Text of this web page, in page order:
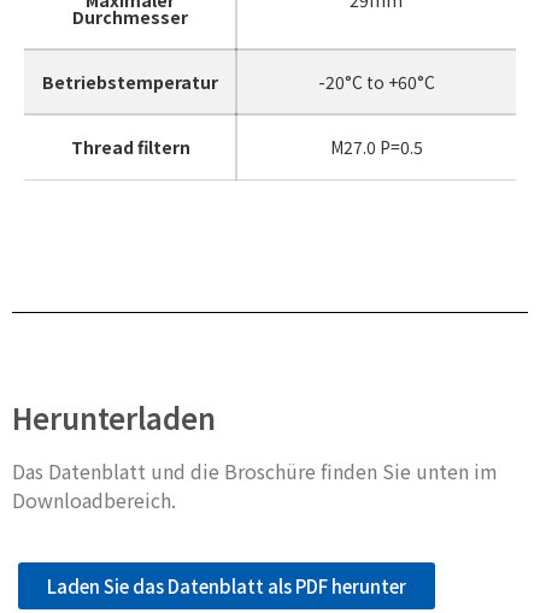
Durchmesser
Betriebstemperatur -20°C to +60°C
Thread filtern M27.0 P=0.5
Herunterladen
Das Datenblatt und die Broschüre finden Sie unten im
Downloadbereich.
Laden Sie das Datenblatt als PDF herunter